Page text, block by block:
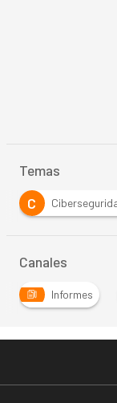
Temas
C
Canales
Informes